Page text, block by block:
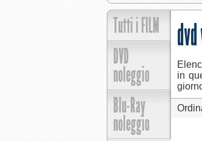
Tutti i FILM
DVD
noleggio
Blu-Ray
noleggio
in